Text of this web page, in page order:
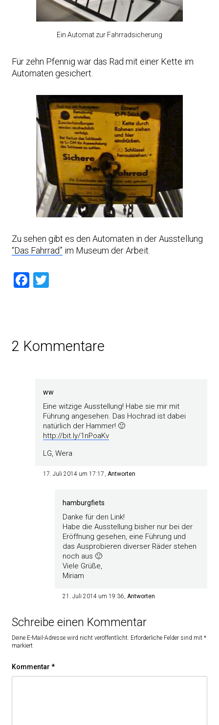
Ein Automat zur Fahrradsicherung
Für zehn Pfennig war das Rad mit einer Kette im
Automaten gesichert.
Zu sehen gibt es den Automaten in der Ausstellung
“Das Fahrrad” im Museum der Arbeit.
Facebook
2 Kommentare
ww
Eine witzige Ausstellung! Habe sie mir mit
Führung angesehen. Das Hochrad ist dabei
natürlich der Hammer! 🙂
http://bit.ly/1nPoaKv
LG, Wera
17. Juli 2014 um 17:17 Antworten
hamburgfiets
Danke für den Link!
Habe die Ausstellung bisher nur bei der
Eröffnung gesehen, eine Führung und
das Ausprobieren diverser Räder stehen
noch aus 🙂
Viele Grüße,
Miriam
21. Juli 2014 um 19:36 Antworten
Schreibe einen Kommentar
Deine E-Mail-Adresse wird nicht veröffentlicht. Erforderliche Felder sind mit *
markiert
Kommentar *